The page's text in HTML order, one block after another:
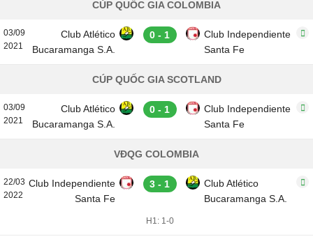
CÚP QUỐC GIA COLOMBIA
03/09
2021
Club Atlético
Bucaramanga S.A.
0 - 1
Club Independiente
Santa Fe
CÚP QUỐC GIA SCOTLAND
03/09
2021
Club Atlético
Bucaramanga S.A.
0 - 1
Club Independiente
Santa Fe
VĐQG COLOMBIA
22/03
2022
Club Independiente
Santa Fe
3 - 1
Club Atlético
Bucaramanga S.A.
H1: 1-0